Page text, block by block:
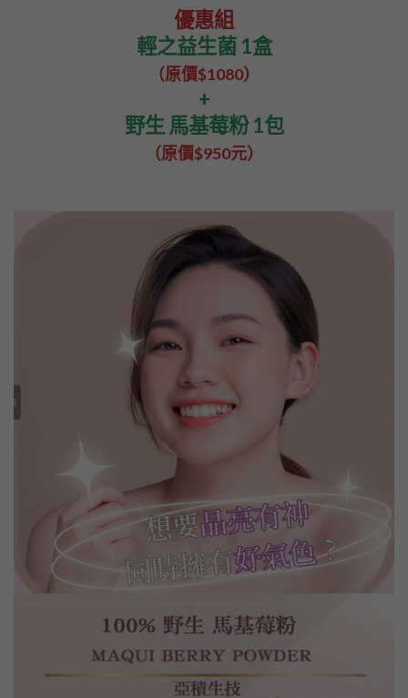
優惠組
輕之益生菌 1盒
（原價$1080）
+
野生 馬基莓粉 1包
（原價$950元）